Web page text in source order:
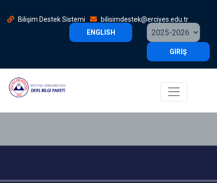
Bilişim Destek Sistemi
bilisimdestek@erciyes.edu.tr
ENGLISH
GİRİŞ